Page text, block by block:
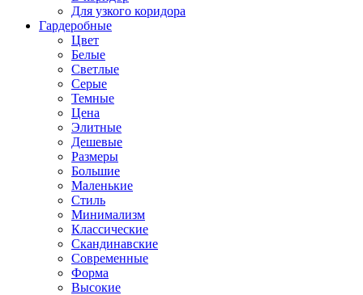
Для узкого коридора
Гардеробные
Цвет
Белые
Светлые
Серые
Темные
Цена
Элитные
Дешевые
Размеры
Большие
Маленькие
Стиль
Минимализм
Классические
Скандинавские
Современные
Форма
Высокие